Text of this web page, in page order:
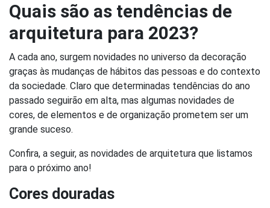
Quais são as tendências de
arquitetura para 2023?
A cada ano, surgem novidades no universo da decoração
graças às mudanças de hábitos das pessoas e do contexto
da sociedade. Claro que determinadas tendências do ano
passado seguirão em alta, mas algumas novidades de
cores, de elementos e de organização prometem ser um
grande suceso.
Confira, a seguir, as novidades de arquitetura que listamos
para o próximo ano!
Cores douradas